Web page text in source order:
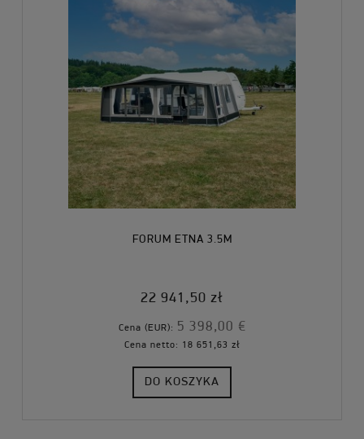
FORUM ETNA 3.5M
22 941,50 zł
Cena (EUR): 5 398,00 €
Cena netto: 18 651,63 zł
DO KOSZYKA